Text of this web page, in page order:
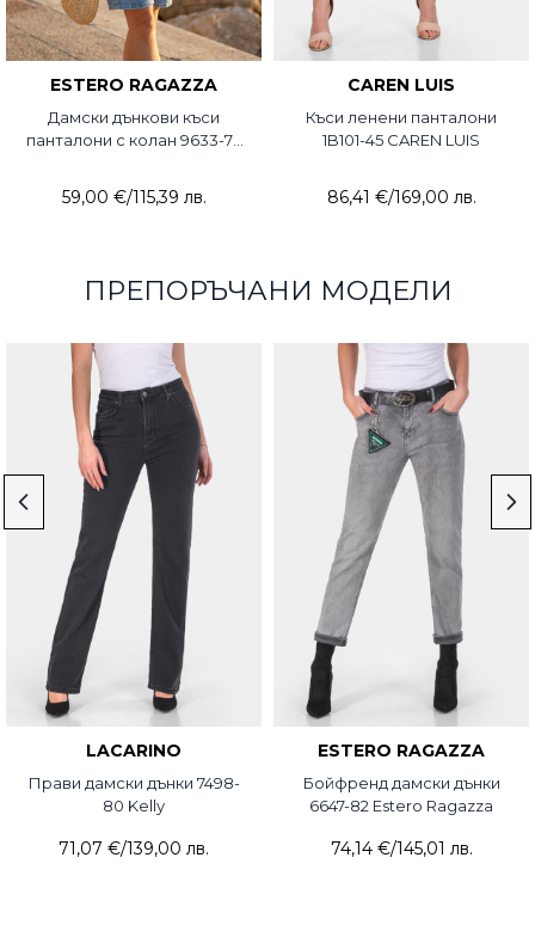
ESTERO RAGAZZA
Дамски дънкови къси
панталони с колан 9633-74
59,00 €/115,39 лв.
CAREN LUIS
Къси ленени панталони
1B101-45 CAREN LUIS
86,41 €/169,00 лв.
ПРЕПОРЪЧАНИ МОДЕЛИ
LACARINO
Прави дамски дънки 7498-
80 Kelly
71,07 €/139,00 лв.
ESTERO RAGAZZA
Бойфренд дамски дънки
6647-82 Estero Ragazza
74,14 €/145,01 лв.